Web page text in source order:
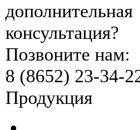
дополнительная
консультация?
Позвоните нам:
8 (8652) 23-34-
Продукция